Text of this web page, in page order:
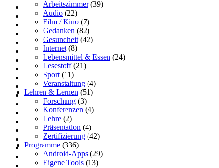
Arbeitszimmer(39)
Audio (22)
Film / Kino (7)
Gedanken (82)
Gesundheit (42)
Internet (8)
Lebensmittel & Essen (24)
Lesestoff(21)
Sport (11)
Veranstaltung (4)
Lehren & Lernen (51)
Forschung (3)
Konferenzen (4)
Lehre (2)
Präsentation (4)
Zertifizierung (42)
Programme (336)
Android-Apps (29)
Eigene Tools (13)